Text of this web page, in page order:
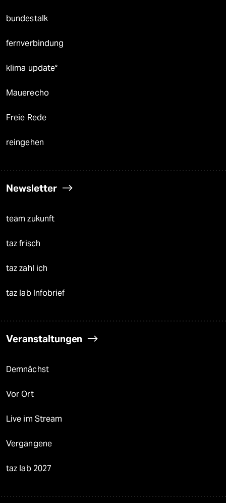
bundestalk
fernverbindung
klima update°
Mauerecho
Freie Rede
reingehen
Newsletter
team zukunft
taz frisch
taz zahl ich
taz lab Infobrief
Veranstaltungen
Demnächst
Vor Ort
Live im Stream
Vergangene
taz lab 2027